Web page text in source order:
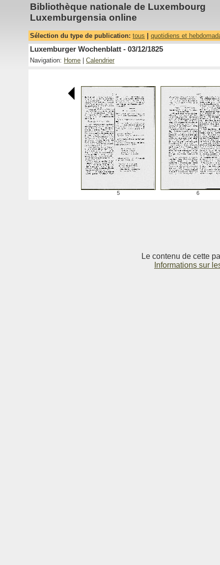
Bibliothèque nationale de Luxembourg
Luxemburgensia online
Sélection du type de publication: tous quotidiens et
Luxemburger Wochenblatt - 03/12/1825
Navigation: Home Calendrier
5 6
Le contenu de cette
Informations sur